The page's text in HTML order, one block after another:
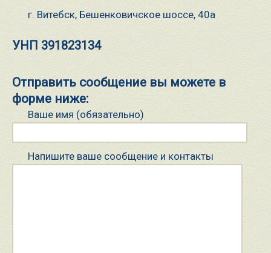
г. Витебск, Бешенковичское шоссе, 40а
УНП 391823134
Отправить сообщение вы можете в
форме ниже:
Ваше имя (обязательно)
Напишите ваше сообщение и контакты